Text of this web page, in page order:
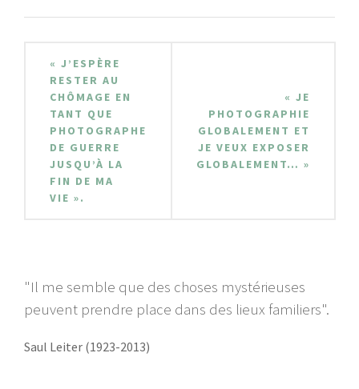
Navigation
l’article
« J’ESPÈRE
RESTER AU
CHÔMAGE EN
TANT QUE
PHOTOGRAPHE
DE GUERRE
JUSQU’À LA
FIN DE MA
VIE ».
« JE
PHOTOGRAPHIE
GLOBALEMENT ET
JE VEUX EXPOSER
GLOBALEMENT… »
"Il me semble que des choses mystérieuses
peuvent prendre place dans des lieux familiers".
Saul Leiter (1923-2013)